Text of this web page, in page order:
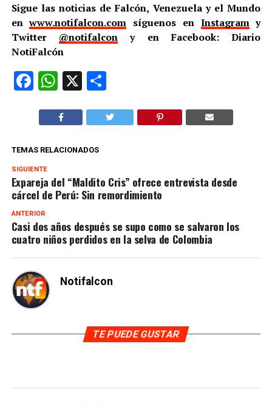
Sigue las noticias de Falcón, Venezuela y el Mundo
enwww.notifalcon.com síguenos en Instagramy
Twitter @notifalcon y en Facebook: Diario
NotiFalcón
Facebook
WhatsApp
X Compartir
TEMAS RELACIONADOS
SIGUIENTE
Expareja del “Maldito Cris” ofrece entrevista desde
cárcel de Perú: Sin remordimiento
ANTERIOR
Casi dos años después se supo como se salvaron los
cuatro niños perdidos en la selva de Colombia
Notifalcon
TE PUEDE GUSTAR